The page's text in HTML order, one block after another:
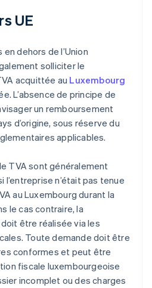
UE
dehors de l’Union
solliciter le
acquittée au Luxembourg
L’absence de principe de
un remboursement
d’origine, sous réserve du
applicables.
TVA sont généralement
n’était pas tenue
au Luxembourg durant la
le cas contraire, la
être réalisée via les
Toute demande doit être
conformes et peut être
fiscale luxembourgeoise
incomplet ou des charges